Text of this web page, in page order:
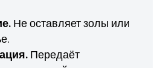
Не оставляет золы или
Передаёт